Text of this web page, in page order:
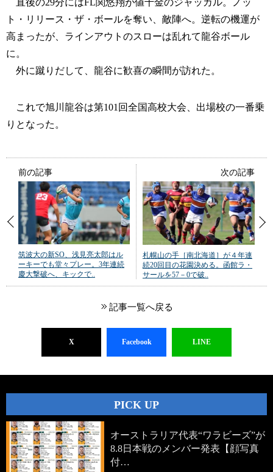
直後の29分にはFL関悠翔が値千金のジャッカル。ノッ
ト・リリース・ザ・ボールを奪い、敵陣へ。逆転の機運が
高まったが、ラインアウトのスローは乱れて龍谷ボール
に。
外に蹴りだして、龍谷に歓喜の瞬間が訪れた。
これで旭川龍谷は第101回全国高校大会、出場校の一番乗
りとなった。
前の記事
筑波大の新SO、浅見亮太郎はル
ーキーでも堂々プレー。3年連続
慶大撃破へ、キックで..
次の記事
札幌山の手［南北海道］が４年連
続20回目の花園決める。函館ラ・
サールを57－0で破..
記事一覧へ戻る
X Facebook LINE
PICK UP
オーストラリア代表“ワラビーズ”が
8.8日本戦のメンバー発表【顔写真
付…